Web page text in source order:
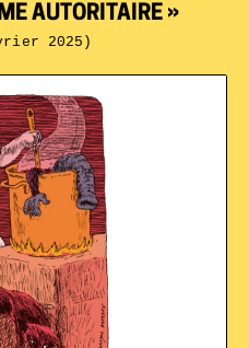
AUTORITAIRE »
2025)